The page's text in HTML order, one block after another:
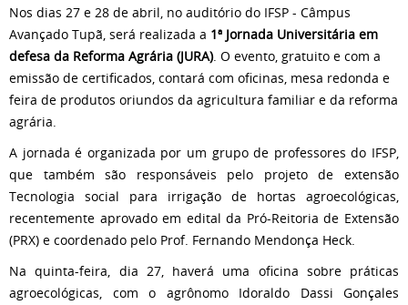
Nos dias 27 e 28 de abril, no auditório do IFSP - Câmpus
Avançado Tupã, será realizada a 1ª Jornada Universitária em
defesa da Reforma Agrária (JURA). O evento, gratuito e com a
emissão de certificados, contará com oficinas, mesa redonda e
feira de produtos oriundos da agricultura familiar e da reforma
agrária.
A jornada é organizada por um grupo de professores do IFSP,
que também são responsáveis pelo projeto de extensão
Tecnologia social para irrigação de hortas agroecológicas,
recentemente aprovado em edital da Pró-Reitoria de Extensão
(PRX) e coordenado pelo Prof. Fernando Mendonça Heck.
Na quinta-feira, dia 27, haverá uma oficina sobre práticas
agroecológicas, com o agrônomo Idoraldo Dassi Gonçales